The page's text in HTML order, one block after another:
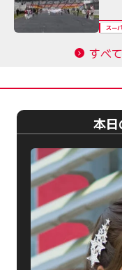
スー
すべ
本日